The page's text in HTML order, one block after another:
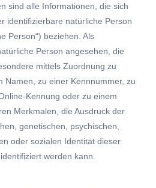
sind alle Informationen, die sich
identifizierbare natürliche Person
Person“) beziehen. Als
Person angesehen, die
mittels Zuordnung zu
Namen, zu einer Kennnummer, zu
Kennung oder zu einem
Merkmalen, die Ausdruck der
genetischen, psychischen,
oder sozialen Identität dieser
werden kann.